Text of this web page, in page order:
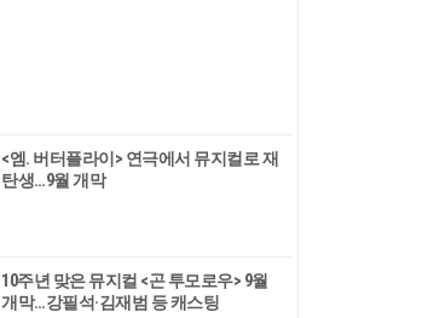
<엠. 버터플라이> 연극에서 뮤지컬로 재
탄생…9월 개막
10주년 맞은 뮤지컬 <곤 투모로우> 9월
개막…강필석·김재범 등 캐스팅